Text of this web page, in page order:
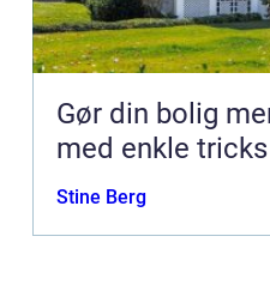
Gør din bolig
med enkle tricks
Stine Berg